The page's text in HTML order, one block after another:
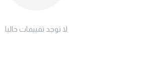
لا توجد تقييمات حاليا